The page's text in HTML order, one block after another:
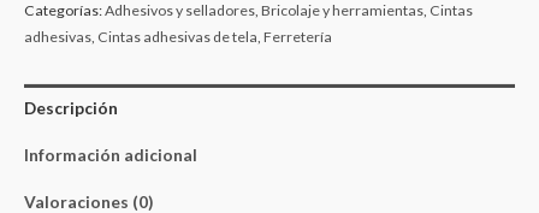
Categorías:Adhesivos y selladores, Bricolaje y herramientas, Cintas
adhesivas, Cintas adhesivas de tela, Ferretería
Descripción
Información adicional
Valoraciones (0)